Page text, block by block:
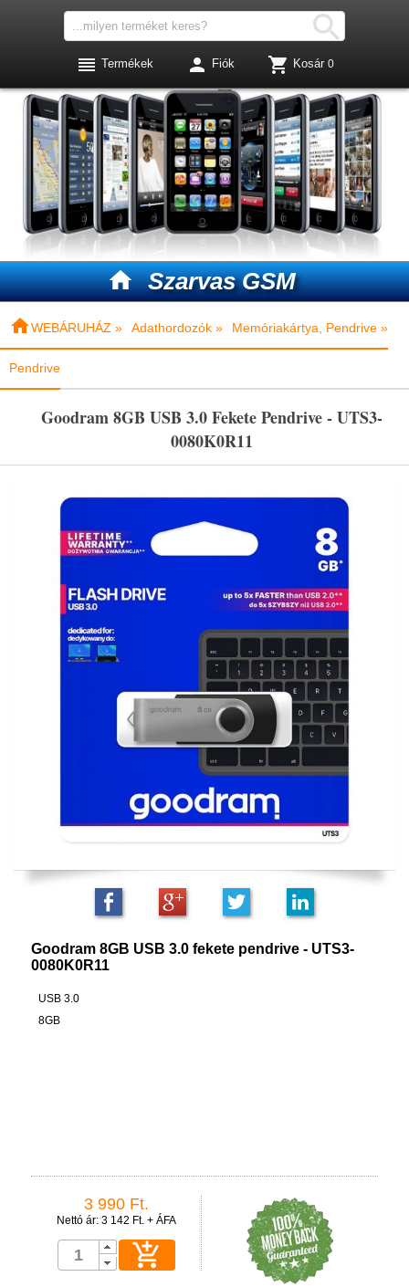
 Szarvas GSM

 Termékek  Fiók  Kosár 0
WEBÁRUHÁZ » Adathordozók » Memóriakártya, Pendrive »
Pendrive
Goodram 8GB USB 3.0 Fekete Pendrive - UTS3-
0080K0R11
Goodram 8GB USB 3.0 fekete pendrive - UTS3-
0080K0R11
USB 3.0
8GB
3 990 Ft.
Nettó ár: 3 142 Ft. + ÁFA
